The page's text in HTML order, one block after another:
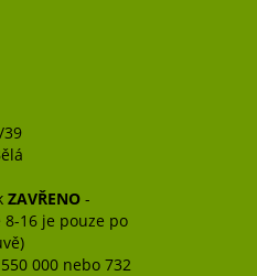
39
ZAVŘENO -
16 je pouze po
000 nebo 732